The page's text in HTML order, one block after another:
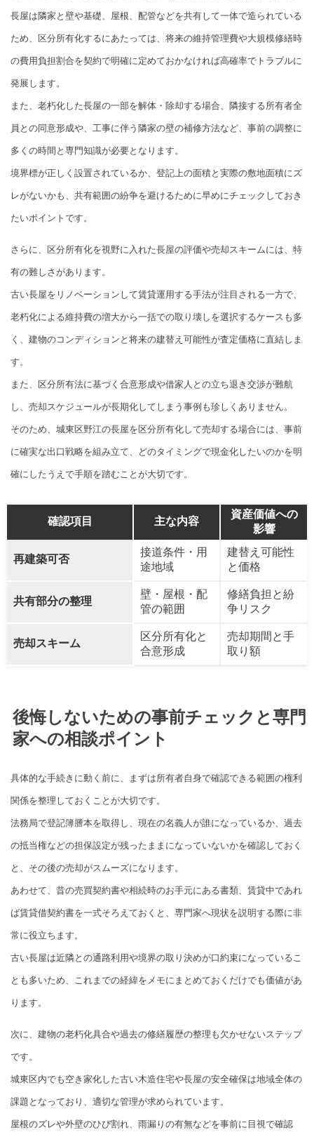
長屋は隣家と壁や基礎、屋根、配管などを共有して一体で造られている
ため、区分所有化するにあたっては、将来の維持管理費や大規模修繕時
の費用負担割合を契約で明確に定めておかなければ高確率でトラブルに
発展します。
また、老朽化した長屋の一部を解体・除却する場合、隣接する所有者全
員との同意形成や、工事に伴う隣家の壁の補修方法など、事前の調整に
多くの時間と専門知識が必要となります。
境界標が正しく設置されているか、登記上の面積と実際の敷地面積にズ
レがないかも、共有範囲の紛争を避けるために早めにチェックしておき
たいポイントです。
さらに、区分所有化を視野に入れた長屋の評価や売却スキームには、特
有の難しさがあります。
古い長屋をリノベーションして賃貸運用する手法が注目される一方で、
老朽化による維持費の増大から一括での取り壊しを選択するケースも多
く、建物のコンディションと将来の建替え可能性が査定価格に直結しま
す。
また、区分所有法に基づく合意形成や借家人との立ち退き交渉が難航
し、売却スケジュールが長期化してしまう事例も珍しくありません。
そのため、城東区野江の長屋を区分所有化して売却する場合には、事前
に確実な出口戦略を組み立て、どのタイミングで現金化したいのかを明
確にしたうえで手順を踏むことが大切です。
確認項目 主な内容
資産価値への
影響
再建築可否
接道条件・用
途地域
建替え可能性
と価格
共有部分の整理
壁・屋根・配
管の範囲
修繕負担と紛
争リスク
売却スキーム
区分所有化と
合意形成
売却期間と手
取り額
後悔しないための事前チェックと専門
家への相談ポイント
具体的な手続きに動く前に、まずは所有者自身で確認できる範囲の権利
関係を整理しておくことが大切です。
法務局で登記簿謄本を取得し、現在の名義人が誰になっているか、過去
の抵当権などの担保設定が残ったままになっていないかを確認しておく
と、その後の売却がスムーズになります。
あわせて、昔の売買契約書や相続時のお手元にある書類、賃貸中であれ
ば賃貸借契約書を一式そろえておくと、専門家へ現状を説明する際に非
常に役立ちます。
古い長屋は近隣との通路利用や境界の取り決めが口約束になっているこ
とも多いため、これまでの経緯をメモにまとめておくだけでも価値があ
ります。
次に、建物の老朽化具合や過去の修繕履歴の整理も欠かせないステップ
です。
城東区内でも空き家化した古い木造住宅や長屋の安全確保は地域全体の
課題となっており、適切な管理が求められています。
屋根のズレや外壁のひび割れ、雨漏りの有無などを事前に目視で確認